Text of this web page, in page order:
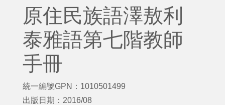
原住民族語澤敖利
泰雅語第七階教師
手冊
統一編號GPN：1010501499
出版日期：2016/08